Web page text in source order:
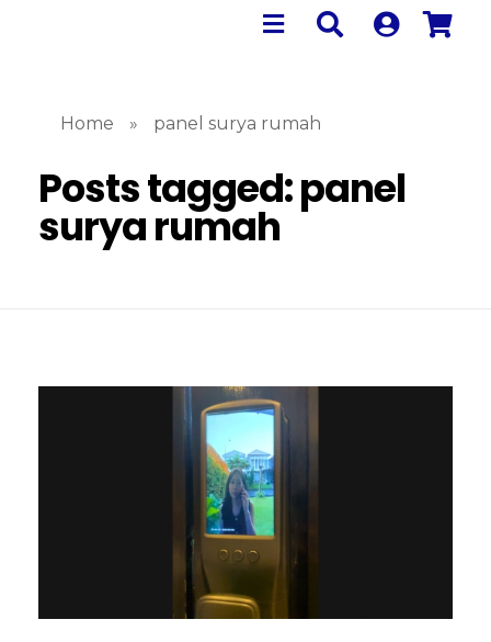
Home » panel surya rumah
Posts tagged: panel
surya rumah